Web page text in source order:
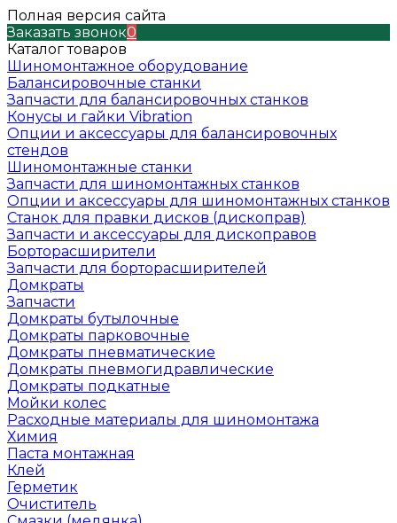
Полная версия сайта
Заказать звонок0
Каталог товаров
Шиномонтажное оборудование
Балансировочные станки
Запчасти для балансировочных станков
Конусы и гайки Vibration
Опции и аксессуары для балансировочных
стендов
Шиномонтажные станки
Запчасти для шиномонтажных станков
Опции и аксессуары для шиномонтажных станков
Станок для правки дисков (дископрав)
Запчасти и аксессуары для дископравов
Борторасширители
Запчасти для борторасширителей
Домкраты
Запчасти
Домкраты бутылочные
Домкраты парковочные
Домкраты пневматические
Домкраты пневмогидравлические
Домкраты подкатные
Мойки колес
Расходные материалы для шиномонтажа
Химия
Паста монтажная
Клей
Герметик
Очиститель